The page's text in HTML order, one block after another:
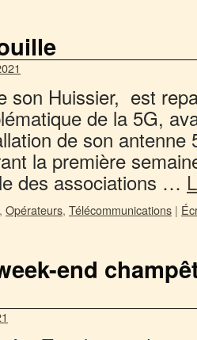
son Huissier, est
de la 5G,
de son
la première
des associations …
, Opérateurs, Télécommunications |
end